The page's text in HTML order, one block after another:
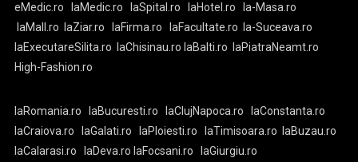
eMedic.ro laMedic.ro laSpital.ro laHotel.ro
la-Masa.ro
laMall.ro
laZiar.ro laFirma.ro laFacultate.ro
la-Suceava.ro
laExecutareSilita.ro
laChisinau.ro laBalti.ro
laPiatraNeamt.ro
High-Fashion.ro
laRomania.ro laBucuresti.ro laClujNapoca.ro
laConstanta.ro
laCraiova.ro
laGalati.ro laPloiesti.ro laTimisoara.ro
laBuzau.ro
laCalarasi.ro
laDeva.ro laFocsani.ro
laGiurgiu.ro